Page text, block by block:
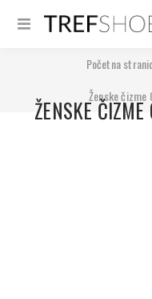
Početna
Ženske
ŽENSKE